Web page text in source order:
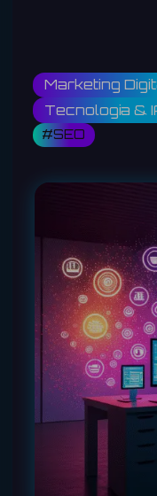
Marketing
Tecnologia &
#SEO